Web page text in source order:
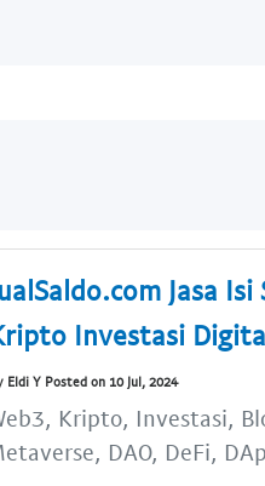
Jasa Isi
Investasi
Eldi Y Posted on 10 Jul, 2024
Kripto, Investasi,
DAO, DeFi,